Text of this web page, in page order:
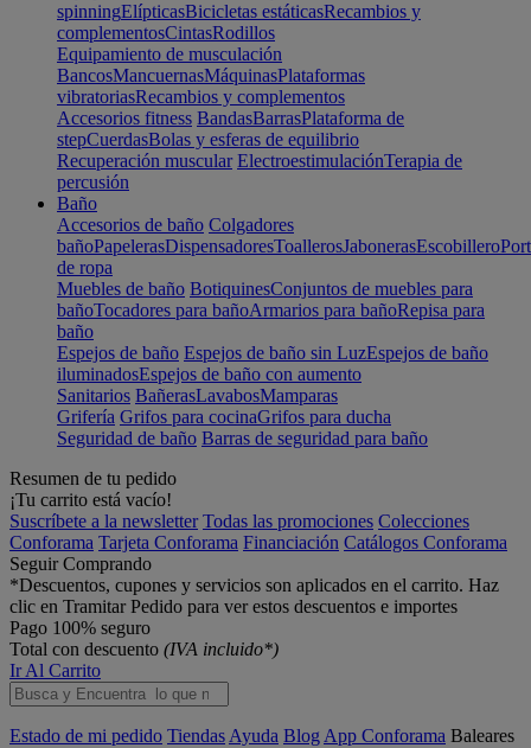
spinningElípticasBicicletas estáticasRecambios y
complementosCintasRodillos
Equipamiento de musculación
BancosMancuernasMáquinasPlataformas
vibratoriasRecambios y complementos
Accesorios fitness BandasBarrasPlataforma de
stepCuerdasBolas y esferas de equilibrio
Recuperación muscular ElectroestimulaciónTerapia de
percusión
Baño
Accesorios de baño Colgadores
bañoPapelerasDispensadoresToallerosJabonerasEscobillero
de ropa
Muebles de baño BotiquinesConjuntos de muebles para
bañoTocadores para bañoArmarios para bañoRepisa para
baño
Espejos de baño Espejos de baño sin LuzEspejos de baño
iluminadosEspejos de baño con aumento
Sanitarios BañerasLavabosMamparas
Grifería Grifos para cocinaGrifos para ducha
Seguridad de baño Barras de seguridad para baño
Resumen de tu pedido
¡Tu carrito está vacío!
Suscríbete a la newsletter Todas las promociones Colecciones
Conforama Tarjeta Conforama Financiación Catálogos Conforama
Seguir Comprando
*Descuentos, cupones y servicios son aplicados en el carrito. Haz
clic en Tramitar Pedido para ver estos descuentos e importes
Pago 100% seguro
Total con descuento (IVA incluido*)
Ir Al Carrito
Estado de mi pedido Tiendas Ayuda Blog App Conforama Baleares